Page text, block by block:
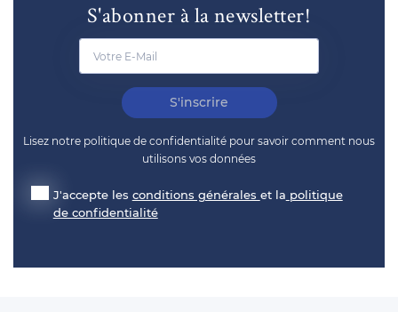
S'abonner à la newsletter!
S'inscrire
Lisez notre politique de confidentialité pour savoir comment nous
utilisons vos données
J'accepte les conditions générales et la politique
de confidentialité